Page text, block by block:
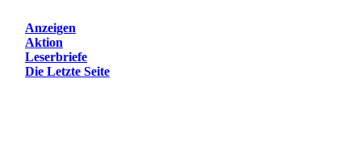
Anzeigen
Aktion
Leserbriefe
Die Letzte Seite